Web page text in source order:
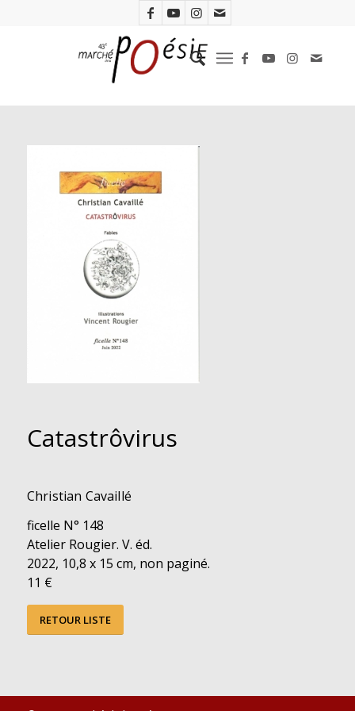
Catastrôvirus
Christian Cavaillé
ficelle N° 148
Atelier Rougier. V. éd.
2022, 10,8 x 15 cm, non paginé.
11 €
RETOUR LISTE